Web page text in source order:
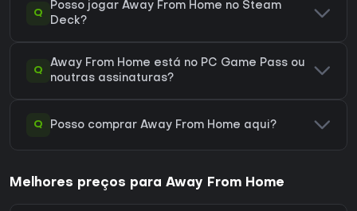
Q
Posso jogar Away From Home no Steam
Deck?
Q
Away From Home está no PC Game Pass ou
noutras assinaturas?
Q Posso comprar Away From Home aqui?
Melhores preços para Away From Home